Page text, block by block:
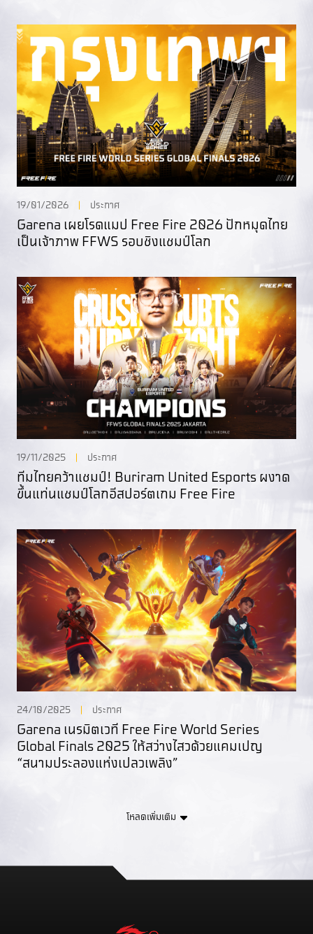
19/01/2026 ประกาศ
Garena เผยโรดแมป Free Fire 2026 ปักหมุดไทย
เป็นเจ้าภาพ FFWS รอบชิงแชมป์โลก
19/11/2025 ประกาศ
ทีมไทยคว้าแชมป์! Buriram United Esports ผงาด
ขึ้นแท่นแชมป์โลกอีสปอร์ตเกม Free Fire
24/10/2025 ประกาศ
Garena เนรมิตเวที Free Fire World Series
Global Finals 2025 ให้สว่างไสวด้วยแคมเปญ
“สนามประลองแห่งเปลวเพลิง”